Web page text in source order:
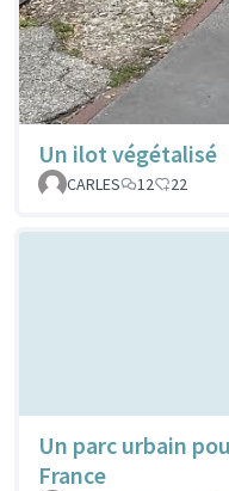
Un ilot végétalisé
CARLES
12 22
Un parc urbain
France